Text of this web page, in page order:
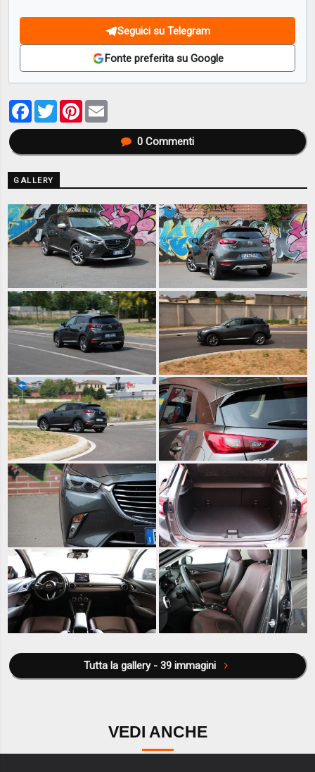
Seguici su Telegram
Fonte preferita su Google
Facebook
TwitterPinterest
0Commenti
GALLERY
Tutta la gallery - 39 immagini
VEDI ANCHE